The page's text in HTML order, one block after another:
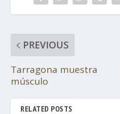
PREVIOUS
Tarragona muestra
músculo
RELATED POSTS